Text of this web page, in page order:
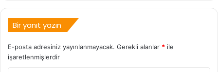
Bir yanıt yazın
E-posta adresiniz yayınlanmayacak. Gerekli alanlar * ile
işaretlenmişlerdir